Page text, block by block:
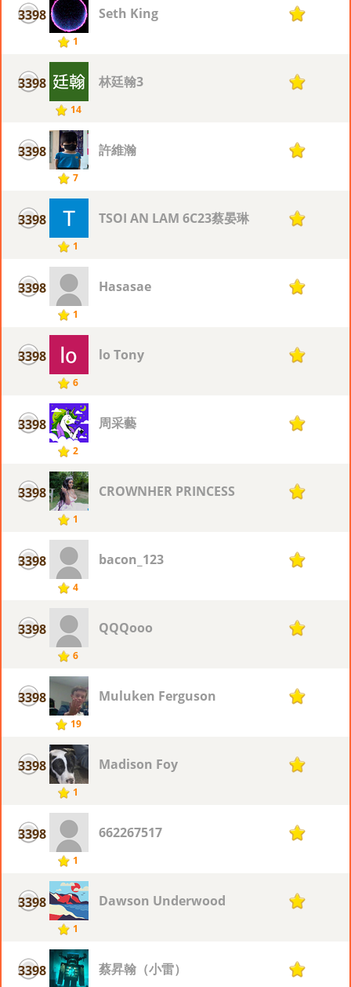
3398
1
Seth King 1
3398
14
林廷翰3 1
3398
7
許維瀚 1
3398
1
TSOI AN LAM 6C23蔡晏琳 1
3398
1
Hasasae 1
3398
6
lo Tony 1
3398
2
周采藝 1
3398
1
CROWNHER PRINCESS 1
3398
4
bacon_123 1
3398
6
QQQooo 1
3398
19
Muluken Ferguson 1
3398
1
Madison Foy 1
3398
1
662267517 1
3398
1
Dawson Underwood 1
3398 蔡昇翰（小雷） 1